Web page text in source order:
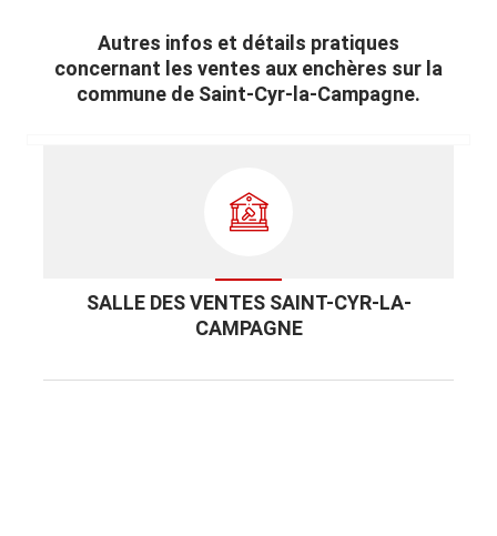
Autres infos et détails pratiques
concernant les ventes aux enchères sur la
commune de Saint-Cyr-la-Campagne.
SALLE DES VENTES SAINT-CYR-LA-
CAMPAGNE